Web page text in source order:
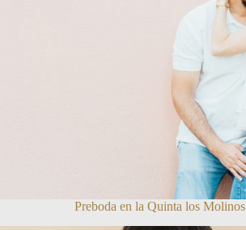
Preboda en la Quinta los Molinos